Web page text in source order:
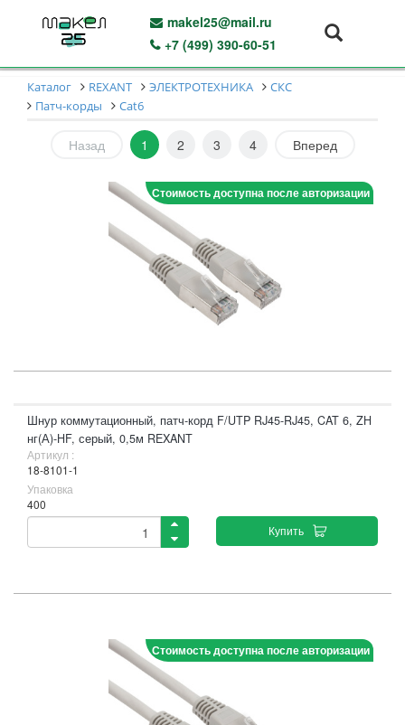
makel25@mail.ru
+7 (499) 390-60-51
Каталог REXANT ЭЛЕКТРОТЕХНИКА
СКС
Патч-корды
Cat6
Назад 1 2 3 4 Вперед
Стоимость доступна после авторизации
Шнур коммутационный, патч-корд F/UTP RJ45-RJ45, CAT 6, ZH
нг(А)-HF, серый, 0,5м REXANT
Артикул :
18-8101-1
Упаковка
400
Купить
Стоимость доступна после авторизации